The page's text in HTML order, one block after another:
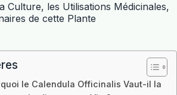
Culture, les Utilisations Médicinales,
de cette Plante
le Calendula Officinalis Vaut-il la